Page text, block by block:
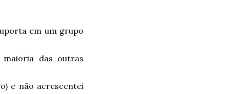
em um grupo
das outras
e não acrescentei